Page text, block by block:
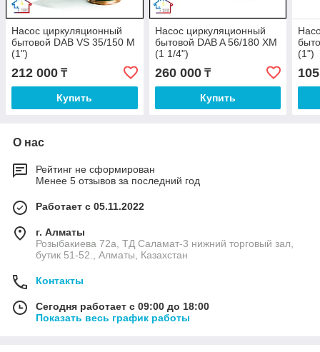
Насос циркуляционный
бытовой DAB VS 35/150 M
(1")
212 000 ₸
Купить
Насос циркуляционный
бытовой DAB A 56/180 XM
(1 1/4")
260 000₸
Купить
(1")
О нас
Рейтинг не сформирован
Менее 5 отзывов за последний год
Работает с 05.11.2022
г. Алматы
Розыбакиева 72а, ТД Саламат-3 нижний торговый зал,
бутик 51-52., Алматы, Казахстан
Контакты
Сегодня работает с 09:00 до 18:00
Показать весь график работы